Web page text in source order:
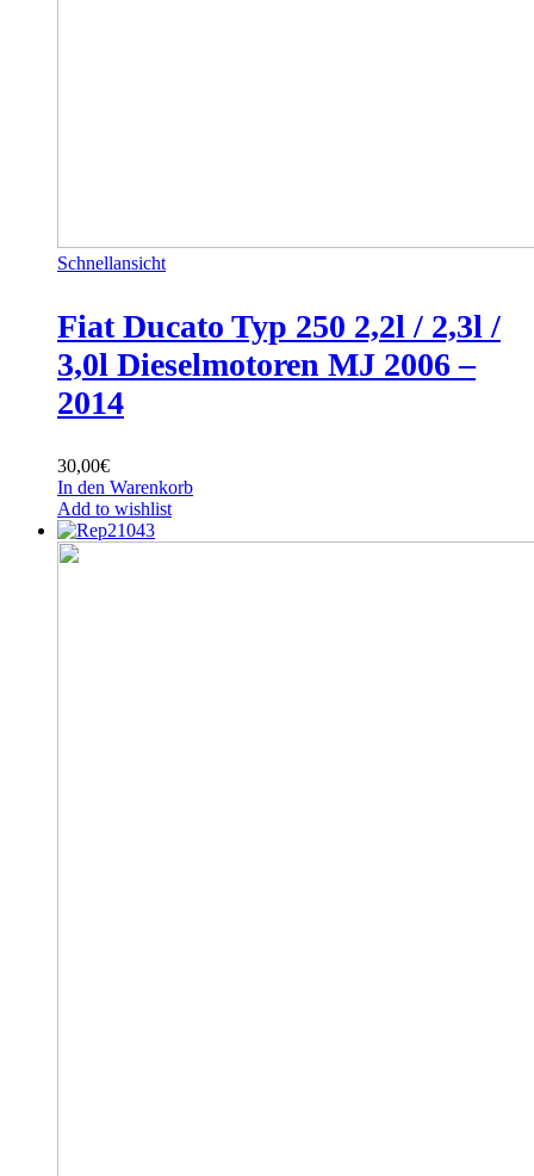
Schnellansicht
Fiat Ducato Typ 250 2,2l / 2,3l /
3,0l Dieselmotoren MJ 2006 –
2014
30,00€
In den Warenkorb
Add to wishlist